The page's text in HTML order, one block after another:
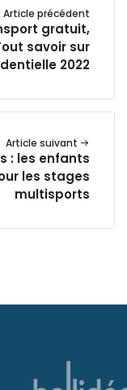
Article précédent
gratuit,
savoir sur
2022
Article suivant
: les enfants
les stages
multisports